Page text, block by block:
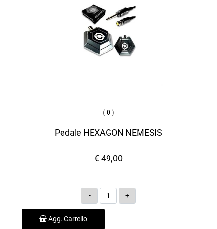
(0 )
Pedale HEXAGON NEMESIS
€ 49,00
Quantità
Agg. Carrello